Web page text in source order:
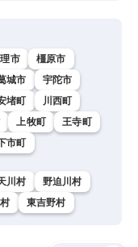
市
橿原市
城市
宇陀市
堵町
川西町
上牧町
王寺町
市町
川村
野迫川村
東吉野村